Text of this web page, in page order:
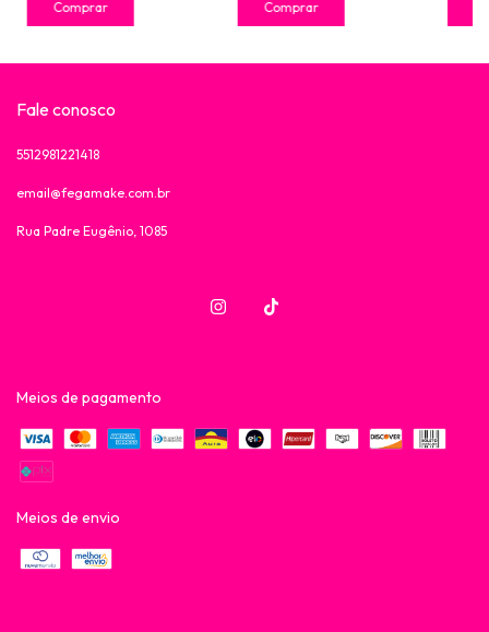
Fale conosco
5512981221418
email@fegamake.com.br
Rua Padre Eugênio, 1085
Meios de pagamento
Meios de envio